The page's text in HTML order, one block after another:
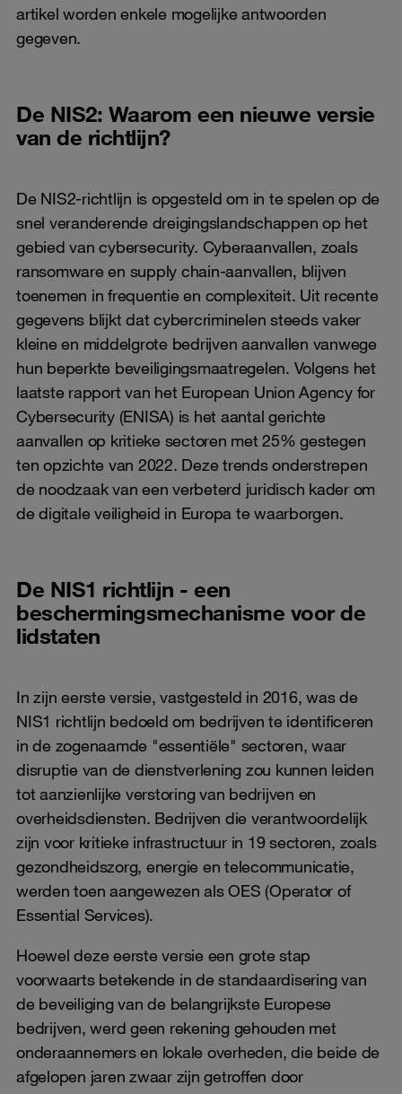
artikel worden enkele mogelijke antwoorden
gegeven.
De NIS2: Waarom een nieuwe versie
van de richtlijn?
De NIS2-richtlijn is opgesteld om in te spelen op de
snel veranderende dreigingslandschappen op het
gebied van cybersecurity. Cyberaanvallen, zoals
ransomware en supply chain-aanvallen, blijven
toenemen in frequentie en complexiteit. Uit recente
gegevens blijkt dat cybercriminelen steeds vaker
kleine en middelgrote bedrijven aanvallen vanwege
hun beperkte beveiligingsmaatregelen. Volgens het
laatste rapport van het European Union Agency for
Cybersecurity (ENISA) is het aantal gerichte
aanvallen op kritieke sectoren met 25% gestegen
ten opzichte van 2022. Deze trends onderstrepen
de noodzaak van een verbeterd juridisch kader om
de digitale veiligheid in Europa te waarborgen.
De NIS1 richtlijn - een
beschermingsmechanisme voor de
lidstaten
In zijn eerste versie, vastgesteld in 2016, was de
NIS1 richtlijn bedoeld om bedrijven te identificeren
in de zogenaamde "essentiële" sectoren, waar
disruptie van de dienstverlening zou kunnen leiden
tot aanzienlijke verstoring van bedrijven en
overheidsdiensten. Bedrijven die verantwoordelijk
zijn voor kritieke infrastructuur in 19 sectoren, zoals
gezondheidszorg, energie en telecommunicatie,
werden toen aangewezen als OES (Operator of
Essential Services).
Hoewel deze eerste versie een grote stap
voorwaarts betekende in de standaardisering van
de beveiliging van de belangrijkste Europese
bedrijven, werd geen rekening gehouden met
onderaannemers en lokale overheden, die beide de
afgelopen jaren zwaar zijn getroffen door